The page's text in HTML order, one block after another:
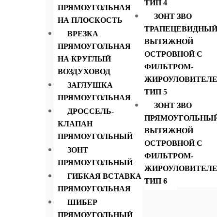
ПРЯМОУГОЛЬНАЯ
НА ПЛОСКОСТЬ
ВРЕЗКА
ПРЯМОУГОЛЬНАЯ
НА КРУГЛЫЙ
ВОЗДУХОВОД
ЗАГЛУШКА
ПРЯМОУГОЛЬНАЯ
ДРОССЕЛЬ-
КЛАПАН
ПРЯМОУГОЛЬНЫЙ
ЗОНТ
ПРЯМОУГОЛЬНЫЙ
ГИБКАЯ ВСТАВКА
ПРЯМОУГОЛЬНАЯ
ШИБЕР
ПРЯМОУГОЛЬНЫЙ
ТИП 4
ЗОНТ ЗВО
ТРАПЕЦЕВИДНЫЙ
ВЫТЯЖНОЙ
ОСТРОВНОЙ С
ФИЛЬТРОМ-
ТИП 5
ЗОНТ ЗВО
ВЫТЯЖНОЙ
ОСТРОВНОЙ С
ФИЛЬТРОМ-
ТИП 6
Характеристики
Описание Зонты вытяжные и вытяжки
Длина ………………………….2500 мм
Глубина………………………..800 мм
Высота………………………...400 мм
Диаметр врезки………….......100, 120
Мы являемся производителями зонтов для
изготавливаем с 2-я и 3-я врезками.
жироулавливающими фильтрами.